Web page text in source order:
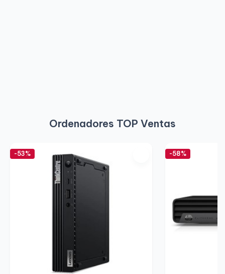
Ordenadores TOP Ventas
-53% -58%